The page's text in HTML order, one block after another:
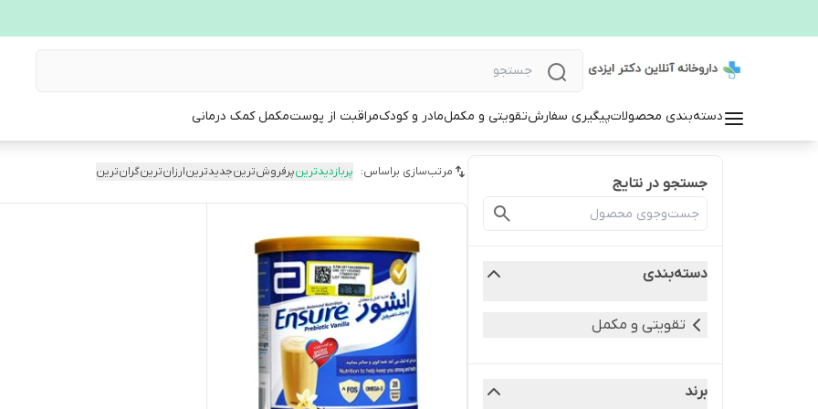
دسته‌بندی محصولاتپیگیری سفارشتقویتی و مکملمادر و کودکمراقبت از پوستمکمل کمک درمانی
جستجو در نتایج
دسته‌بندی
تقویتی و مکمل
برند
مرتب‌سازی براساس: پربازدیدترینپرفروش‌ترینجدیدترینارزان‌ترینگران‌ترین